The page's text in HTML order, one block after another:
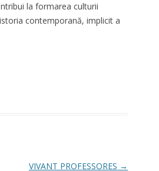
la formarea culturii
contemporană, implicit a
VIVANT PROFESSORES →